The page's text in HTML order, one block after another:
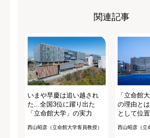
関連記事
いまや早慶は追い越され
た...全国3位に躍り出た
「立命館大学」の実力
西山昭彦（立命館大学客員教授）
「立命館
の理由と
として位
西山昭彦（立